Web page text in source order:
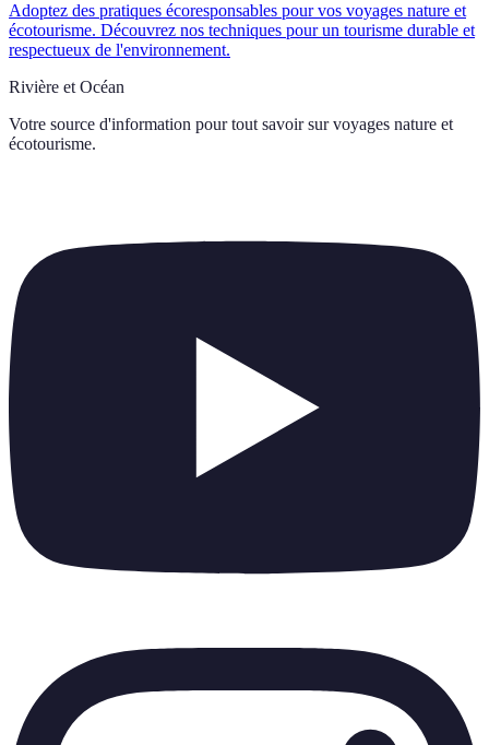
Adoptez des pratiques écoresponsables pour vos voyages nature et
écotourisme. Découvrez nos techniques pour un tourisme durable et
respectueux de l'environnement.
Rivière et Océan
Votre source d'information pour tout savoir sur voyages nature et
écotourisme.